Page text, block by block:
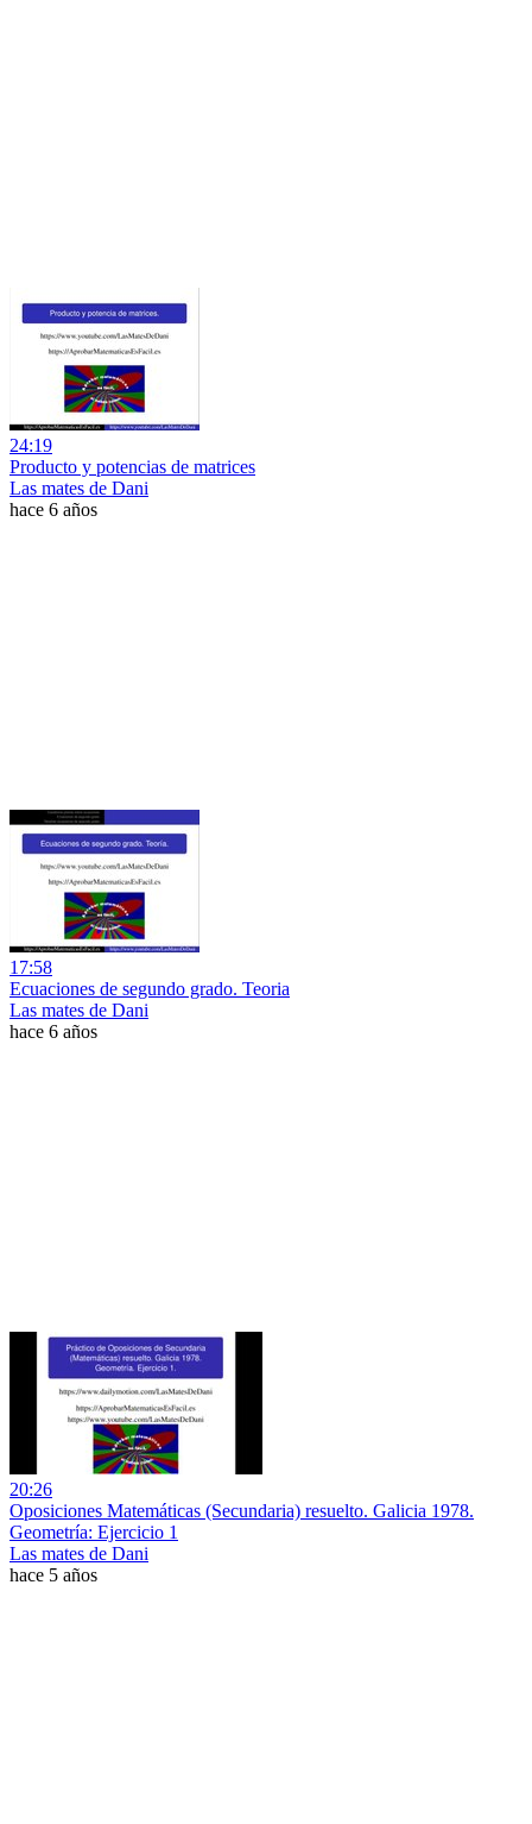
24:19
Producto y potencias de matrices
Las mates de Dani
hace 6 años
17:58
Ecuaciones de segundo grado. Teoria
Las mates de Dani
hace 6 años
20:26
Oposiciones Matemáticas (Secundaria) resuelto. Galicia 1978.
Geometría: Ejercicio 1
Las mates de Dani
hace 5 años